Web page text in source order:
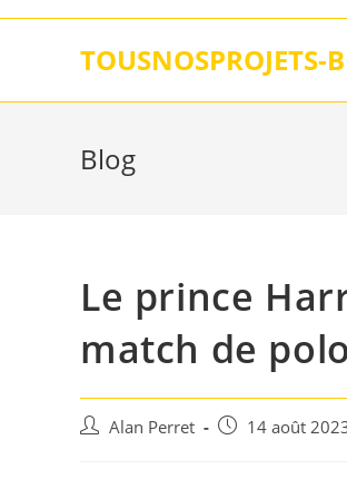
Skip
TOUSNOSPROJETS-
Blog
Le prince
match de
Auteur/autrice
Alan Perret
Post 14 août